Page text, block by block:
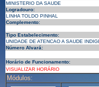
MINISTERIO DA SAUDE
Logradouro:
LINHA TOLDO PINHAL
Complemento:
Tipo Estabelecimento:
UNIDADE DE ATENCAO A SAUDE
Número Alvará:
Horário de Funcionamento:
VISUALIZAR HORÁRIO
Módulos: